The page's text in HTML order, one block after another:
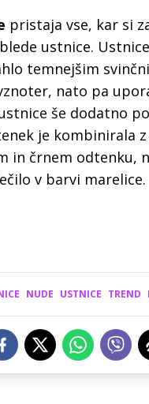
pristaja vse, kar si
ustnice.
temnejšim
nato pa
še dodatno
je kombinirala
in črnem odtenku,
v barvi marelice.
NUDE USTNICE TREND